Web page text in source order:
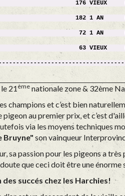
176 VIEUX (
182 1 AN (
72 1 AN (
63 VIEUX (
21 ème nationale zone & 32ème
champions et c’est bien
pigeon au premier prix, et c’est
via les moyens techniques
Bruyne" son vainqueur
sa passion pour les pigeons a
que ceci doit être une
succés chez les Harchies!